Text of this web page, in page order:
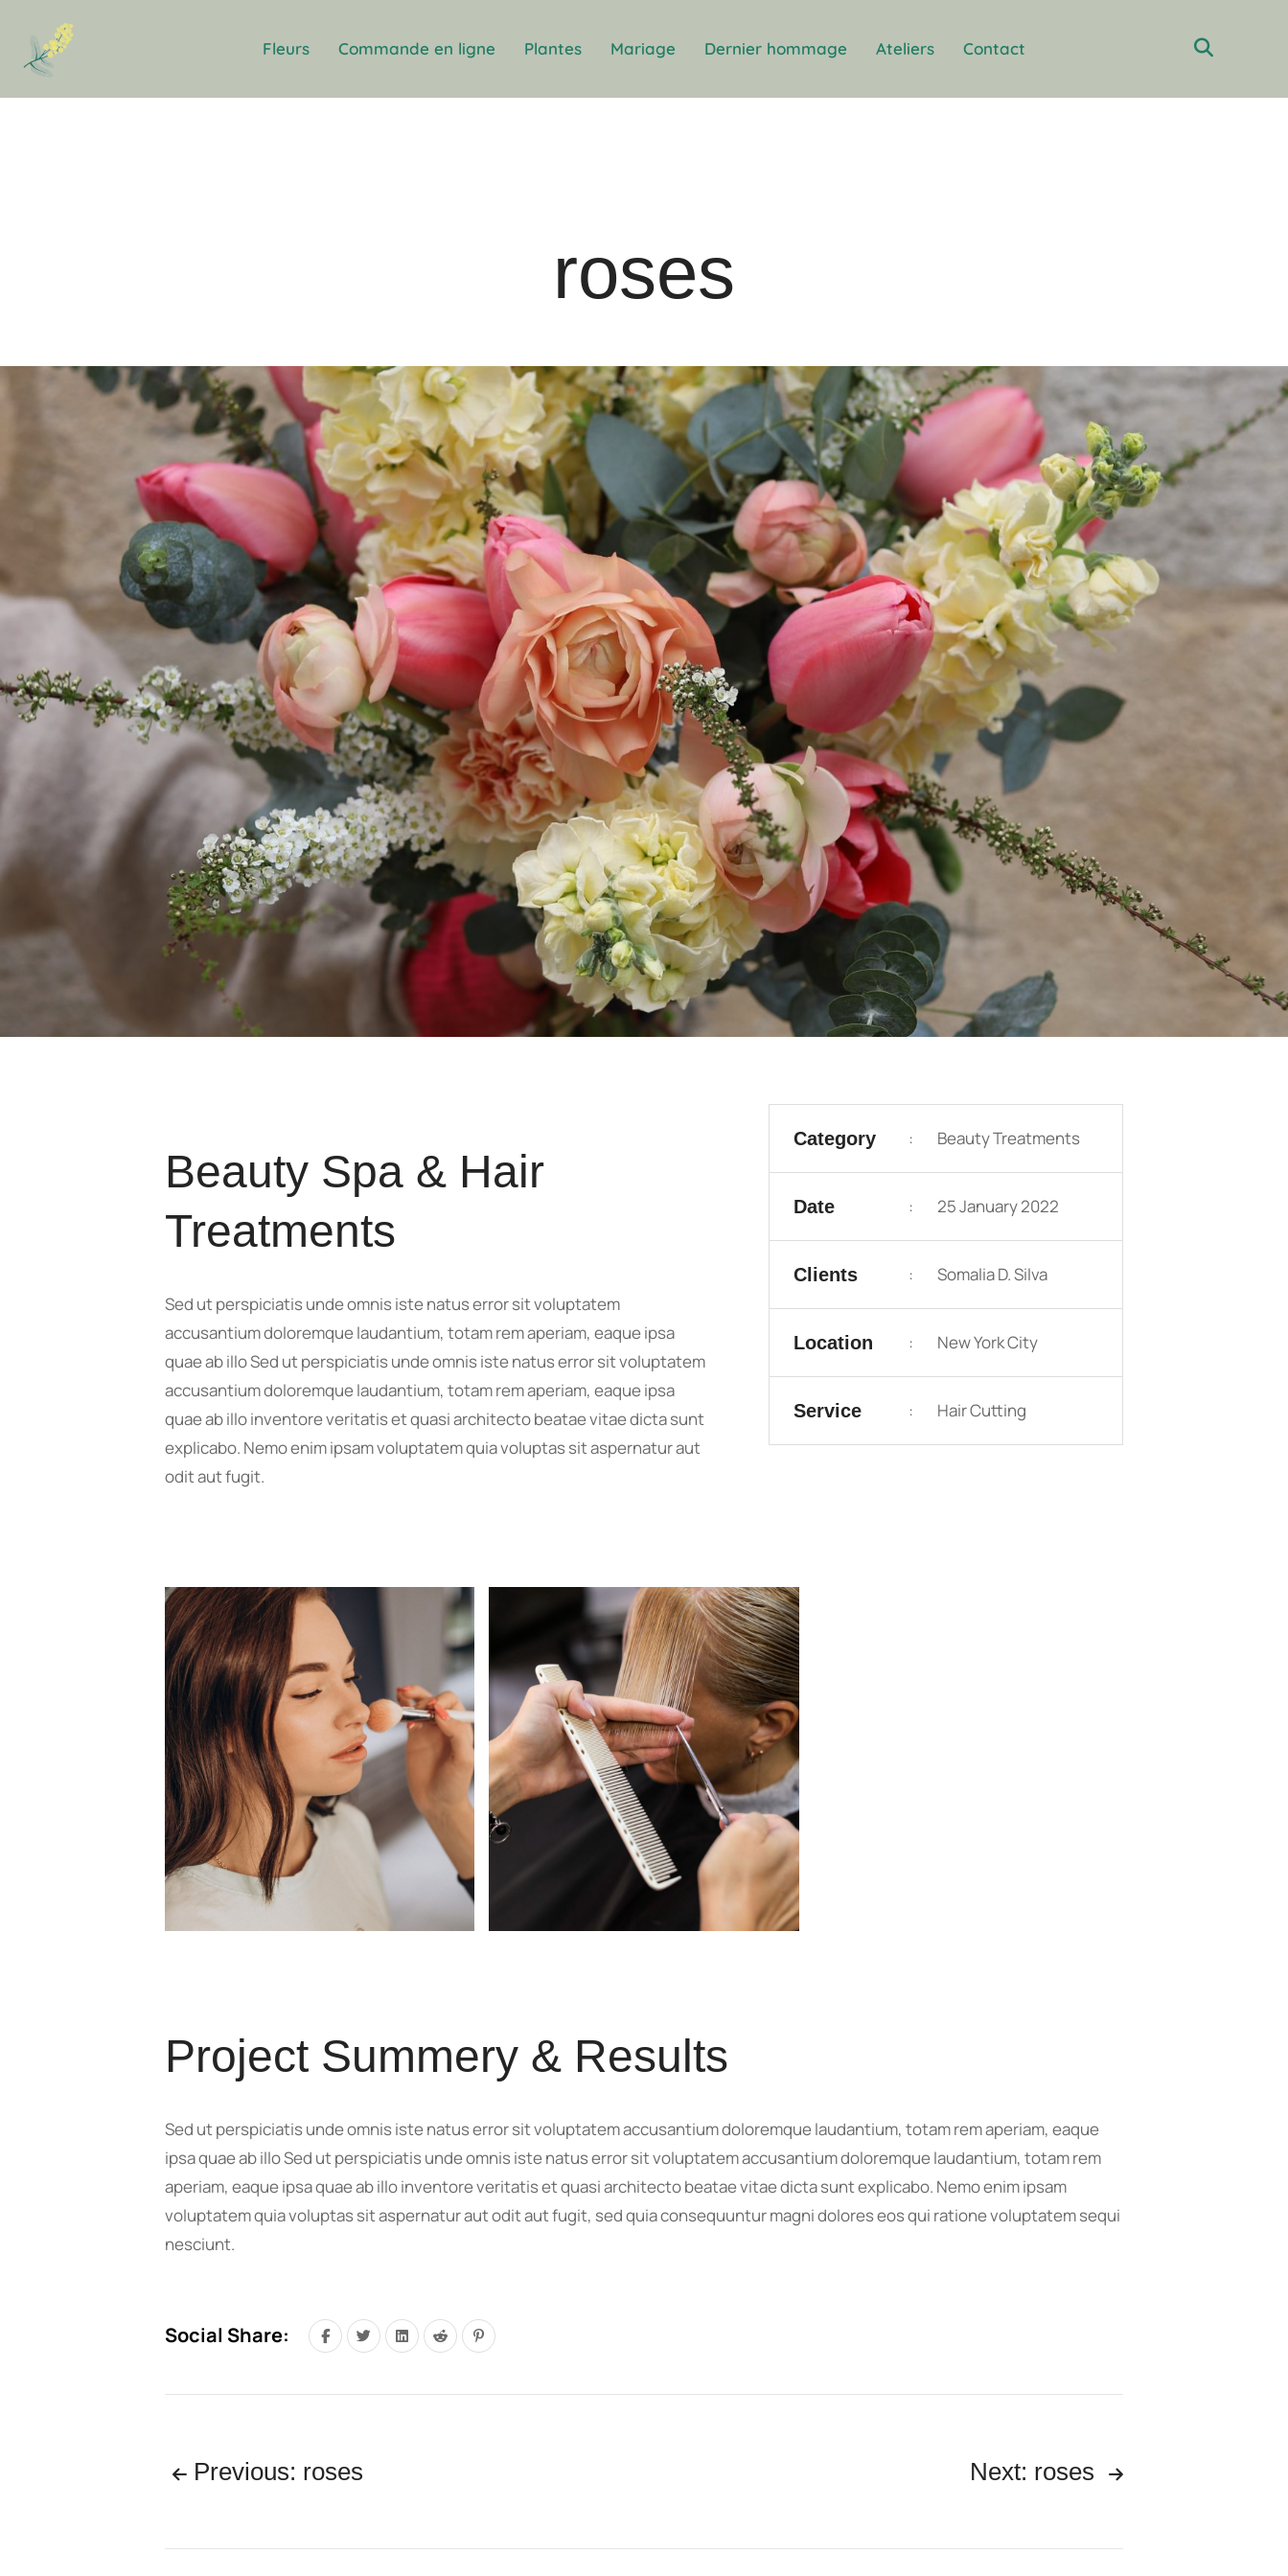
Fleurs Commande en ligne Plantes Mariage Dernier hommage Ateliers Contact
roses
Beauty Spa & Hair
Treatments
Sed ut perspiciatis unde omnis iste natus error sit voluptatem
accusantium doloremque laudantium, totam rem aperiam, eaque ipsa
quae ab illo Sed ut perspiciatis unde omnis iste natus error sit voluptatem
accusantium doloremque laudantium, totam rem aperiam, eaque ipsa
quae ab illo inventore veritatis et quasi architecto beatae vitae dicta sunt
explicabo. Nemo enim ipsam voluptatem quia voluptas sit aspernatur aut
odit aut fugit.
Category : Beauty Treatments
Date : 25 January 2022
Clients : Somalia D. Silva
Location : New York City
Service : Hair Cutting
Project Summery & Results
Sed ut perspiciatis unde omnis iste natus error sit voluptatem accusantium doloremque laudantium, totam rem aperiam, eaque
ipsa quae ab illo Sed ut perspiciatis unde omnis iste natus error sit voluptatem accusantium doloremque laudantium, totam rem
aperiam, eaque ipsa quae ab illo inventore veritatis et quasi architecto beatae vitae dicta sunt explicabo. Nemo enim ipsam
voluptatem quia voluptas sit aspernatur aut odit aut fugit, sed quia consequuntur magni dolores eos qui ratione voluptatem sequi
nesciunt.
Social Share:
Previous: roses Next: roses